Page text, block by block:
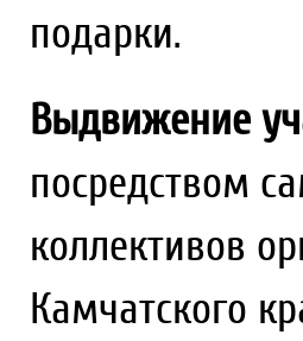
подарки.
Выдвижение
посредством
коллективов
Камчатского